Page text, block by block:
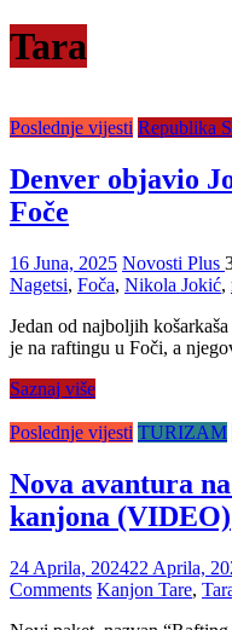
Tara
Poslednje vijesti Republika
Denver objavio
Foče
16 Juna, 2025 Novosti Plus
Nagetsi, Foča, Nikola Jokić,
Jedan od najboljih
je na raftingu u Foči, a
Saznaj više
Poslednje vijesti TURIZAM
Nova avantura
kanjona (VIDEO)
24 Aprila, 202422 Aprila,
Comments Kanjon Tare,